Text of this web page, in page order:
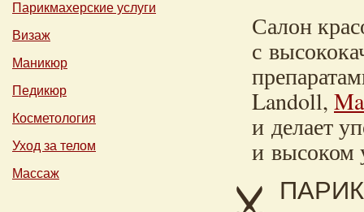
Парикмахерские услуги
Визаж
Маникюр
Педикюр
Косметология
Уход за телом
Массаж
Салон
с
Landoll,
и делает
и высоком